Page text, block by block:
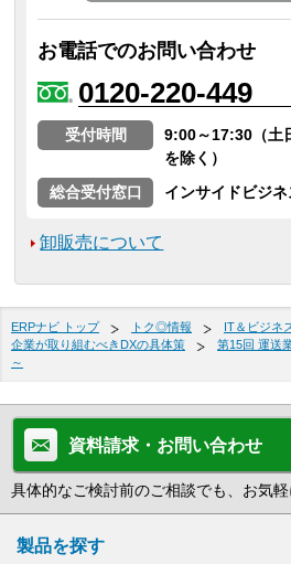
お電話でのお問い合わせ
0120-220-449
受付時間
9:00～17:30（土
を除く）
総合受付窓口
インサイドビジ
卸販売について
ERPナビ トップ トク◎情報 IT＆ビジネ
企業が取り組むべきDXの具体策
第15回 運送
～
資料請求・お問い合わせ
具体的なご検討前のご相談でも、お気軽
製品を探す